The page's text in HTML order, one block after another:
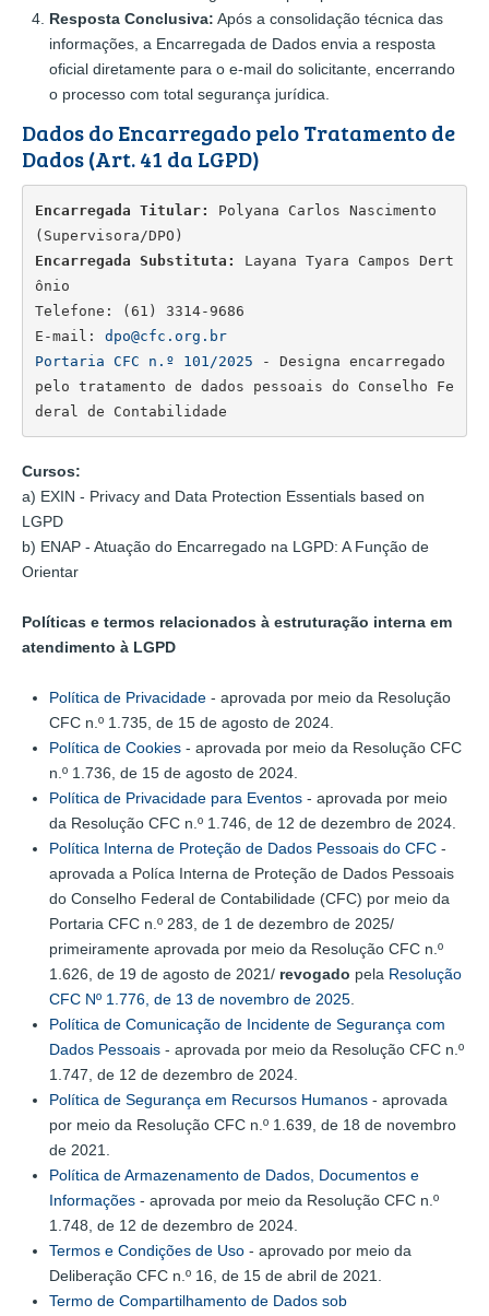
Resposta Conclusiva: Após a consolidação técnica das
informações, a Encarregada de Dados envia a resposta
oficial diretamente para o e-mail do solicitante, encerrando
o processo com total segurança jurídica.
Dados do Encarregado pelo Tratamento de
Dados (Art. 41 da LGPD)
Encarregada Titular:
Polyana Carlos Nascimento
(Supervisora/DPO)
Encarregada Substituta:
Layana Tyara Campos Dert
Telefone: (61) 3314-9686
E-mail: dpo@cfc.org.br
Portaria CFC n.º 101/2025 - Designa encarregado
pelo tratamento de dados pessoais do Conselho Fe
deral de Contabilidade
Cursos:
a) EXIN - Privacy and Data Protection Essentials based on
LGPD
b) ENAP - Atuação do Encarregado na LGPD: A Função de
Orientar
Políticas e termos relacionados à estruturação interna em
atendimento à LGPD
Política de Privacidade - aprovada por meio da Resolução
CFC n.º 1.735, de 15 de agosto de 2024.
Política de Cookies - aprovada por meio da Resolução CFC
n.º 1.736, de 15 de agosto de 2024.
Política de Privacidade para Eventos - aprovada por meio
da Resolução CFC n.º 1.746, de 12 de dezembro de 2024.
Política Interna de Proteção de Dados Pessoais do CFC -
aprovada a Políca Interna de Proteção de Dados Pessoais
do Conselho Federal de Contabilidade (CFC) por meio da
Portaria CFC n.º 283, de 1 de dezembro de 2025/
primeiramente aprovada por meio da Resolução CFC n.º
1.626, de 19 de agosto de 2021/ revogado pela Resolução
CFC Nº 1.776, de 13 de novembro de 2025
Política de Comunicação de Incidente de Segurança com
Dados Pessoais - aprovada por meio da Resolução CFC n.º
1.747, de 12 de dezembro de 2024.
Política de Segurança em Recursos Humanos - aprovada
por meio da Resolução CFC n.º 1.639, de 18 de novembro
de 2021.
Política de Armazenamento de Dados, Documentos e
Informações - aprovada por meio da Resolução CFC n.º
1.748, de 12 de dezembro de 2024.
Termos e Condições de Uso - aprovado por meio da
Deliberação CFC n.º 16, de 15 de abril de 2021.
Termo de Compartilhamento de Dados sob